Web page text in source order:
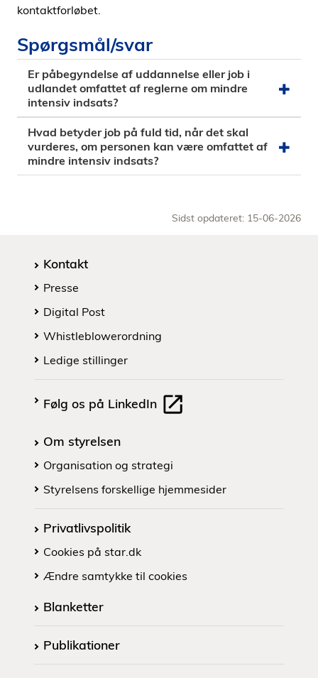
kontaktforløbet.
Spørgsmål/svar
Er påbegyndelse af uddannelse eller job i
udlandet omfattet af reglerne om mindre
intensiv indsats?
Hvad betyder job på fuld tid, når det skal
vurderes, om personen kan være omfattet af
mindre intensiv indsats?
Sidst opdateret: 15-06-2026
Kontakt
Presse
Digital Post
Whistleblowerordning
Ledige stillinger
Følg os på LinkedIn
Om styrelsen
Organisation og strategi
Styrelsens forskellige hjemmesider
Privatlivspolitik
Cookies på star.dk
Ændre samtykke til cookies
Blanketter
Publikationer